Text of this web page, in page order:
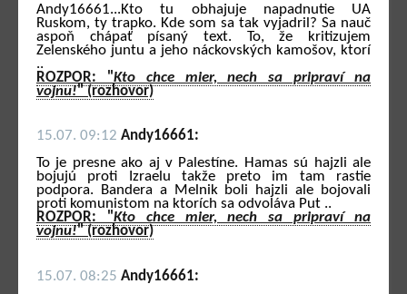
Andy16661...Kto tu obhajuje napadnutie UA
Ruskom, ty trapko. Kde som sa tak vyjadril? Sa nauč
aspoň chápať písaný text. To, že kritizujem
Zelenského juntu a jeho náckovských kamošov, ktorí
..
ROZPOR: "Kto chce mier, nech sa pripraví na
vojnu!" (rozhovor)
15.07. 09:12 Andy16661:
To je presne ako aj v Palestíne. Hamas sú hajzli ale
bojujú proti Izraelu takže preto im tam rastie
podpora. Bandera a Melnik boli hajzli ale bojovali
proti komunistom na ktorích sa odvoláva Put ..
ROZPOR: "Kto chce mier, nech sa pripraví na
vojnu!" (rozhovor)
15.07. 08:25 Andy16661: